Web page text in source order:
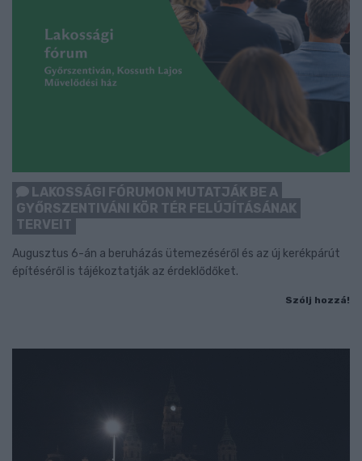
LAKOSSÁGI FÓRUMON MUTATJÁK BE A
GYŐRSZENTIVÁNI KÖR TÉR FELÚJÍTÁSÁNAK
TERVEIT
Augusztus 6-án a beruházás ütemezéséről és az új kerékpárút
építéséről is tájékoztatják az érdeklődőket.
Szólj hozzá!